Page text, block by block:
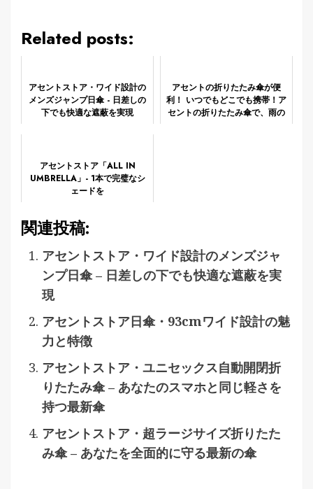
Related posts:
アセントストア・ワイド設計の
メンズジャンプ日傘 - 日差しの
下でも快適な遮蔽を実現
アセントの折りたたみ傘が便
利！ いつでもどこでも携帯！ア
セントの折りたたみ傘で、雨の
アセントストア「ALL IN
UMBRELLA」- 1本で完璧なシ
ェードを
関連投稿:
アセントストア・ワイド設計のメンズジャ
ンプ日傘 – 日差しの下でも快適な遮蔽を実
現
アセントストア日傘・93cmワイド設計の魅
力と特徴
アセントストア・ユニセックス自動開閉折
りたたみ傘 – あなたのスマホと同じ軽さを
持つ最新傘
アセントストア・超ラージサイズ折りたた
み傘 – あなたを全面的に守る最新の傘